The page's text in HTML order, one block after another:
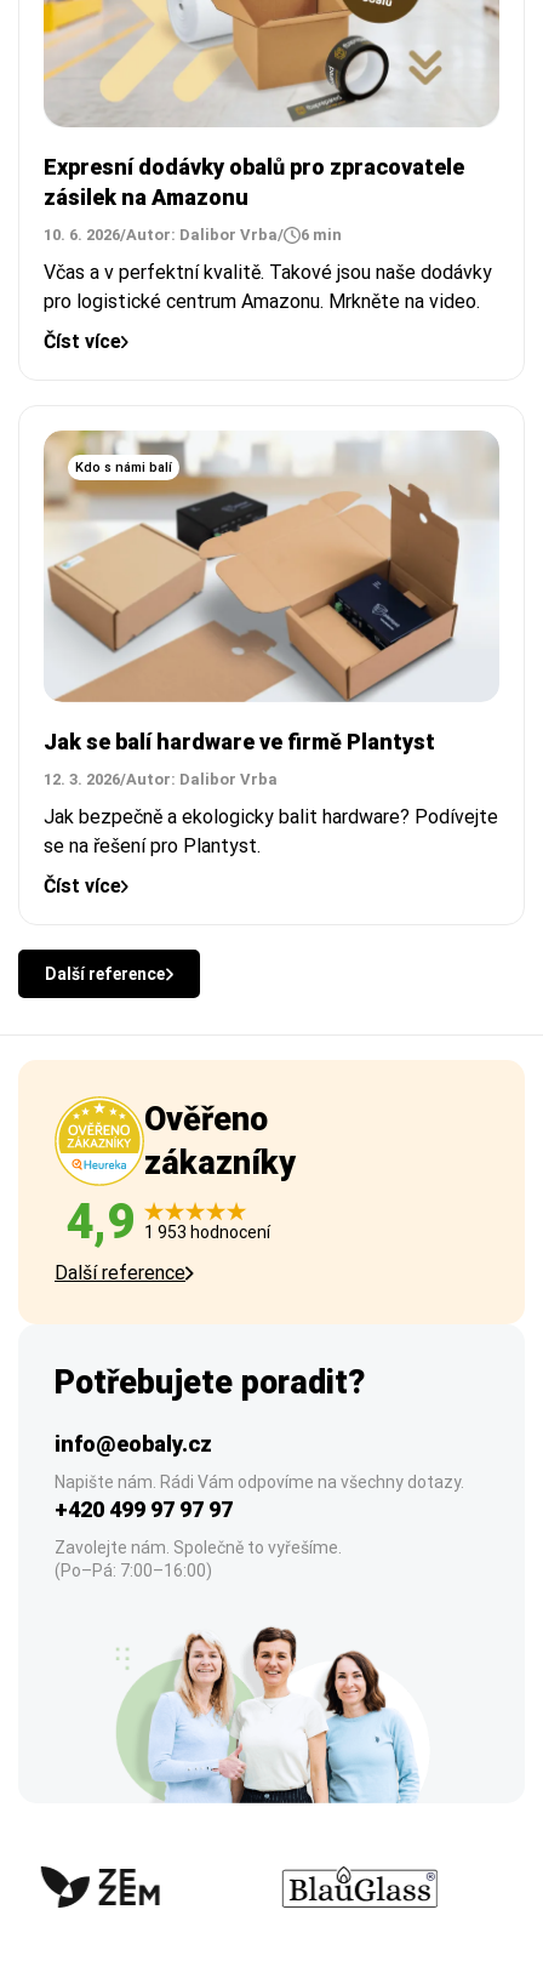
Expresní dodávky obalů pro zpracovatele
zásilek na Amazonu
10. 6. 2026/Autor: Dalibor Vrba/ 6 min
Včas a v perfektní kvalitě. Takové jsou naše dodávky
pro logistické centrum Amazonu. Mrkněte na video.
Číst více
Kdo s námi balí
Jak se balí hardware ve firmě Plantyst
12. 3. 2026/Autor: Dalibor Vrba
Jak bezpečně a ekologicky balit hardware? Podívejte
se na řešení pro Plantyst.
Číst více
Další reference
Ověřeno
zákazníky
4,9 1 953 hodnocení
Další reference
Potřebujete poradit?
info@eobaly.cz
Napište nám. Rádi Vám odpovíme na všechny dotazy.
+420 499 97 97 97
Zavolejte nám. Společně to vyřešíme.
(Po–Pá: 7:00–16:00)